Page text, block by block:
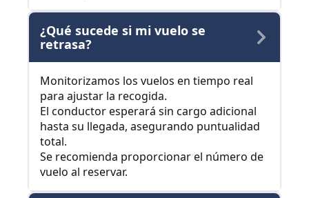
¿Qué sucede si mi vuelo se
retrasa?
Monitorizamos los vuelos en tiempo real
para ajustar la recogida.
El conductor esperará sin cargo adicional
hasta su llegada, asegurando puntualidad
total.
Se recomienda proporcionar el número de
vuelo al reservar.